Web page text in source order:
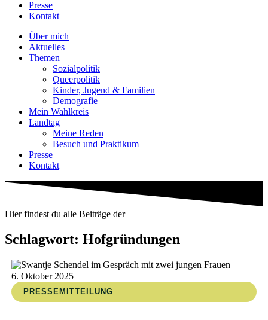
Presse
Kontakt
Über mich
Aktuelles
Themen
Sozialpolitik
Queerpolitik
Kinder, Jugend & Familien
Demografie
Mein Wahlkreis
Landtag
Meine Reden
Besuch und Praktikum
Presse
Kontakt
Hier findest du alle Beiträge der
Schlagwort: Hofgründungen
6. Oktober 2025
PRESSEMITTEILUNG